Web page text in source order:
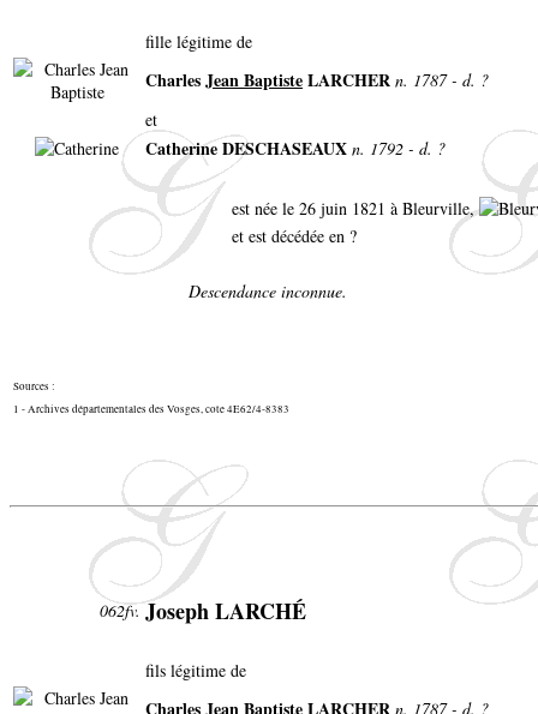
fille légitime de
CharlesJean BaptisteLARCHER n. 1787 - d. ?
et
Catherine DESCHASEAUX n. 1792 - d. ?
est née le 26 juin 1821 à Bleurville,
et est décédée en ?
Descendance inconnue.
Sources :
1 - Archives départementales des Vosges, cote 4E62/4-8383
062fv. Joseph LARCHÉ
fils légitime de
n. 1787 - d. ?